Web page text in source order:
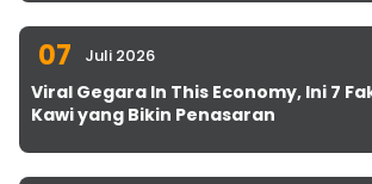
07 Juli 2026
Viral Gegara In This Economy, Ini 7
Kawi yang Bikin Penasaran